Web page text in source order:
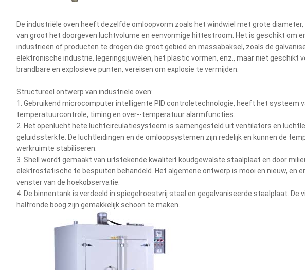
De industriële oven heeft dezelfde omloopvorm zoals het windwiel met grote
van groot het doorgeven luchtvolume en eenvormige hittestroom. Het is geschikt om
industrieën of producten te drogen die groot gebied en massabaksel, zoals de
elektronische industrie, legeringsjuwelen, het plastic vormen, enz., maar niet geschikt
brandbare en explosieve punten, vereisen om explosie te vermijden.
Structureel ontwerp van industriële oven:
1. Gebruikend microcomputer intelligente PID controletechnologie, heeft het systeem
temperatuurcontrole, timing en over--temperatuur alarmfuncties.
2. Het openlucht hete luchtcirculatiesysteem is samengesteld uit ventilators en
geluidssterkte. De luchtleidingen en de omloopsystemen zijn redelijk en kunnen de
werkruimte stabiliseren.
3. Shell wordt gemaakt van uitstekende kwaliteit koudgewalste staalplaat en door
elektrostatische te bespuiten behandeld. Het algemene ontwerp is mooi en nieuw, en
venster van de hoekobservatie.
4. De binnentank is verdeeld in spiegelroestvrij staal en gegalvaniseerde staalplaat. De
halfronde boog zijn gemakkelijk schoon te maken.